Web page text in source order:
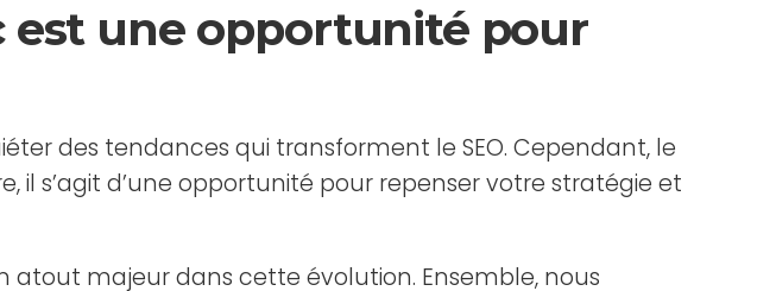
est une opportunité pour
des tendances qui transforment le SEO. Cependant, le
il s’agit d’une opportunité pour repenser votre stratégie et
atout majeur dans cette évolution. Ensemble, nous